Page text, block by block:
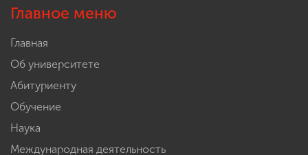
Главное меню
Главная
Об университете
Абитуриенту
Обучение
Наука
Международная деятельность